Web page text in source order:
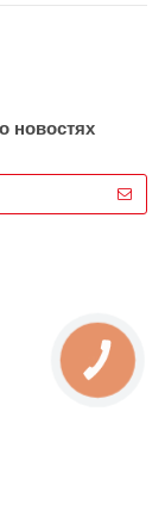
новостях
КНОПКА
ЗВ'ЯЗКУ